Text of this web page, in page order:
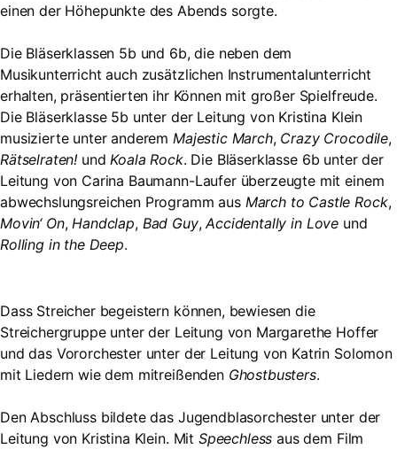
einen der Höhepunkte des Abends sorgte.
Die Bläserklassen 5b und 6b, die neben dem
Musikunterricht auch zusätzlichen Instrumentalunterricht
erhalten, präsentierten ihr Können mit großer Spielfreude.
Die Bläserklasse 5b unter der Leitung von Kristina Klein
musizierte unter anderem Majestic March, Crazy Crocodile,
Rätselraten! undKoala Rock. Die Bläserklasse 6b unter der
Leitung von Carina Baumann-Laufer überzeugte mit einem
abwechslungsreichen Programm aus March to Castle Rock,
Movin‘ On,Handclap, Bad Guy,Accidentally in Love und
Rolling in the Deep.
Dass Streicher begeistern können, bewiesen die
Streichergruppe unter der Leitung von Margarethe Hoffer
und das Vororchester unter der Leitung von Katrin Solomon
mit Liedern wie dem mitreißenden Ghostbusters.
Den Abschluss bildete das Jugendblasorchester unter der
Leitung von Kristina Klein. Mit Speechless aus dem Film